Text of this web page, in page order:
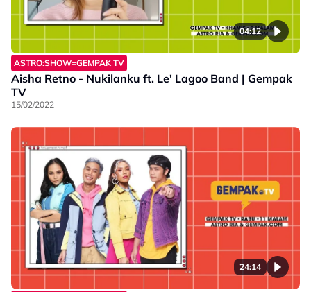
04:12
ASTRO:SHOW=GEMPAK TV
Aisha Retno - Nukilanku ft. Le' Lagoo Band | Gempak
TV
15/02/2022
24:14